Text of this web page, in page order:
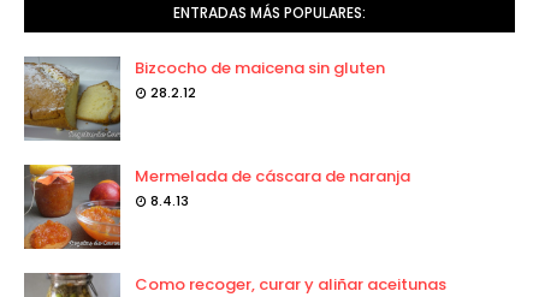
ENTRADAS MÁS POPULARES:
Bizcocho de maicena sin gluten
28.2.12
Mermelada de cáscara de naranja
8.4.13
Como recoger, curar y aliñar aceitunas